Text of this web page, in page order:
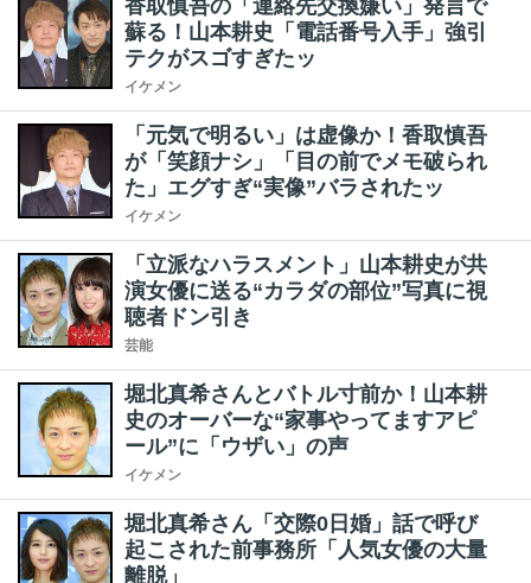
香取慎吾の「連絡先交換嫌い」発言で
蘇る！山本耕史「電話番号入手」強引
テクがスゴすぎたッ
イケメン
「元気で明るい」は虚像か！香取慎吾
が「笑顔ナシ」「目の前でメモ破られ
た」エグすぎ“実像”バラされたッ
イケメン
「立派なハラスメント」山本耕史が共
演女優に送る“カラダの部位”写真に視
聴者ドン引き
芸能
堀北真希さんとバトル寸前か！山本耕
史のオーバーな“家事やってますアピ
ール”に「ウザい」の声
イケメン
堀北真希さん「交際0日婚」話で呼び
起こされた前事務所「人気女優の大量
離脱」